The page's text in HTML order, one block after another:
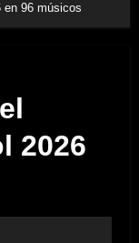
en 96 músicos
2026